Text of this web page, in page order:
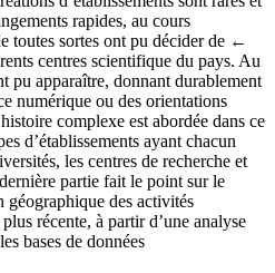
rapides, au cours
toutes sortes ont pu décider de ←
centres scientifique du pays. Au
pu apparaître, donnant durablement
numérique ou des orientations
complexe est abordée dans ce
d’établissements ayant chacun
les centres de recherche et
partie fait le point sur le
géographique des activités
récente, à partir d’une analyse
bases de données